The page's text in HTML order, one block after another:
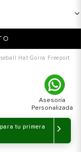
tu primera
Hat Gorra Freeport